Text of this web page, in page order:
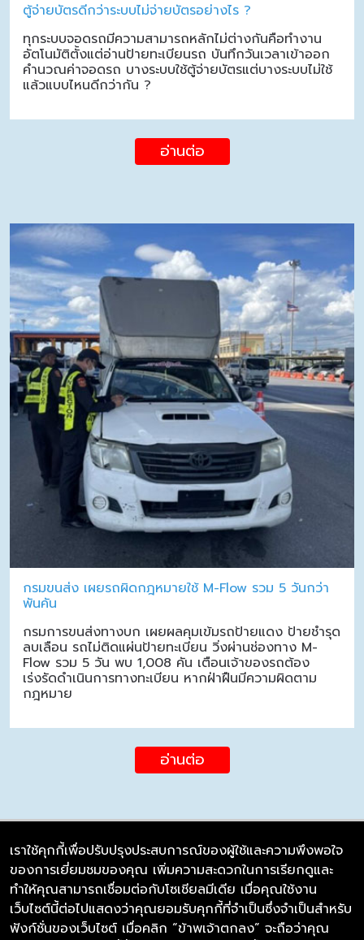
ตู้จ่ายบัตรดีกว่าระบบไม่จ่ายบัตรอย่างไร ?
ทุกระบบจอดรถมีความสามารถหลักไม่ต่างกันคือทำงาน
อัตโนมัติตั้งแต่อ่านป้ายทะเบียนรถ บันทึกวันเวลาเข้าออก
คำนวณค่าจอดรถ บางระบบใช้ตู้จ่ายบัตรแต่บางระบบไม่ใช้
แล้วแบบไหนดีกว่ากัน ?
อ่านต่อ
กรมขนส่ง เผยรถผิดกฎหมายใช้ M-Flow รวม 5 วันกว่า
พันคัน
กรมการขนส่งทางบก เผยผลคุมเข้มรถป้ายแดง ป้ายชำรุด
ลบเลือน รถไม่ติดแผ่นป้ายทะเบียน วิ่งผ่านช่องทาง M-
Flow รวม 5 วัน พบ 1,008 คัน เตือนเจ้าของรถต้อง
เร่งรัดดำเนินการทางทะเบียน หากฝ่าฝืนมีความผิดตาม
กฎหมาย
อ่านต่อ
บริษัท ซิมลิงค์ จำกัด
98/226 Bangrakyai-Baanmai Road,
Bangyai, Nonthaburi 11140
เราใช้คุกกี้เพื่อปรับปรุงประสบการณ์ของผู้ใช้และความพึงพอใจ
ของการเยี่ยมชมของคุณ เพิ่มความสะดวกในการเรียกดูและ
ทำให้คุณสามารถเชื่อมต่อกับโซเชียลมีเดีย เมื่อคุณใช้งาน
เว็บไซต์นี้ต่อไปแสดงว่าคุณยอมรับคุกกี้ที่จำเป็นซึ่งจำเป็นสำหรับ
ฟังก์ชั่นของเว็บไซต์ เมื่อคลิก “ข้าพเจ้าตกลง” จะถือว่าคุณ